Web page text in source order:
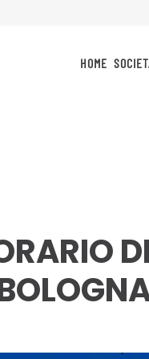
HOME